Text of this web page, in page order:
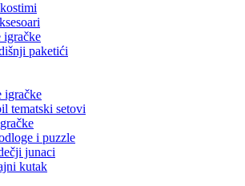
igračke
paketići
igračke
tematski setovi
i puzzle
junaci
kutak